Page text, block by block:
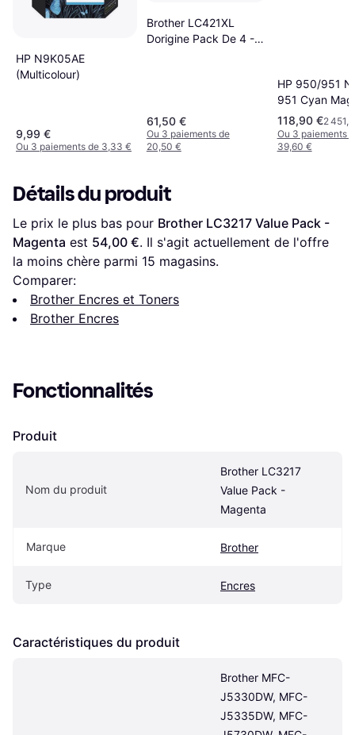
HP N9K05AE
(Multicolour)
9,99 €
Ou 3 paiements de 3,33 €
Brother LC421XL
Dorigine Pack De 4 -
61,50 €
Ou 3 paiements de
20,50 €
HP 950/951
951 Cyan
Jaune
118,90 €2
Ou 3 paiements
39,60 €
Détails du produit
Le prix le plus bas pour Brother LC3217 Value Pack -
Magenta est 54,00 €. Il s'agit actuellement de l'offre
la moins chère parmi 15 magasins.
Comparer:
Brother Encres et Toners
Brother Encres
Fonctionnalités
Produit
Nom du produit
Brother LC3217
Value Pack -
Magenta
Marque Brother
Type Encres
Caractéristiques du produit
Brother MFC-
J5330DW, MFC-
J5335DW, MFC-